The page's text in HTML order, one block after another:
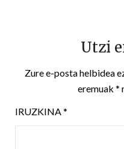
Utzi
Zure e-posta helbidea
eremuak *
IRUZKINA*